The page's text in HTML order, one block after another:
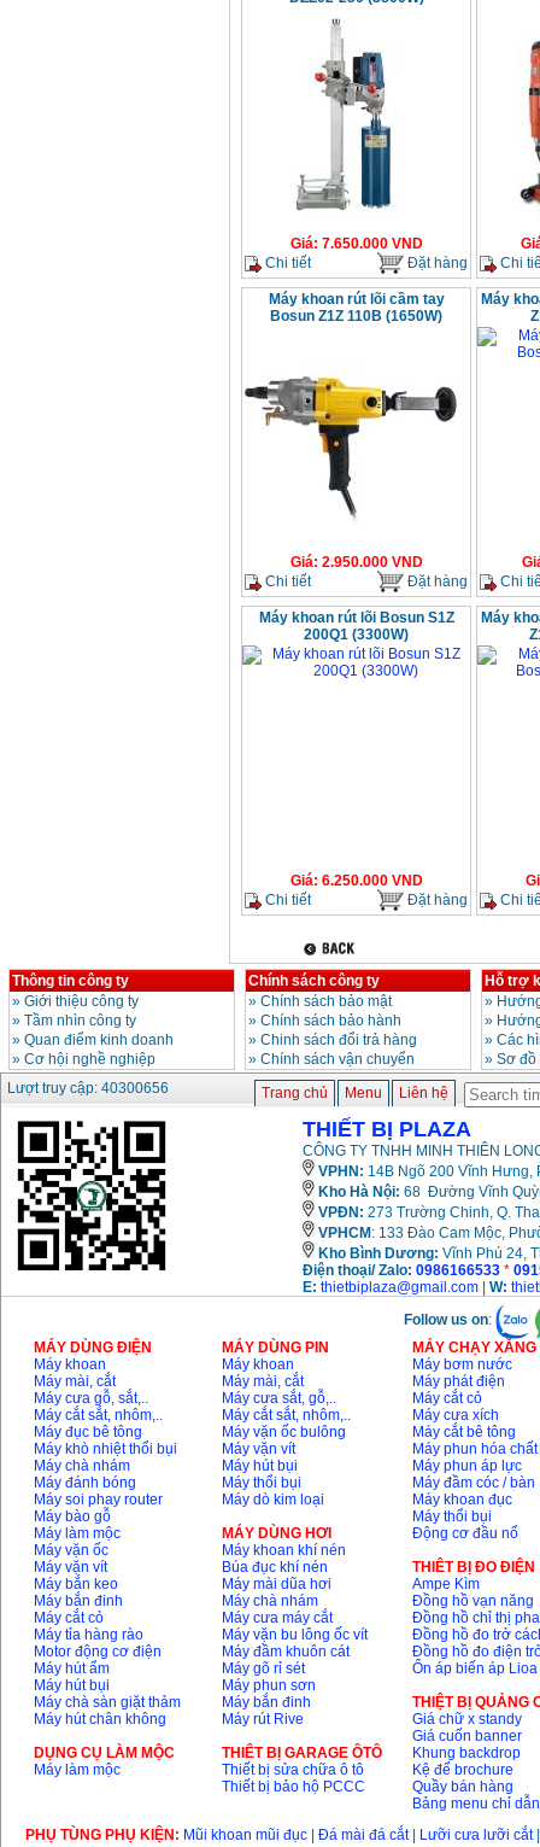
Giá: 7.650.000VND
Chi tiết
Đặt hàng
Chi
Máy khoan rút lõi cầm tay
Bosun Z1Z 110B (1650W)
Giá: 2.950.000VND
Chi tiết
Đặt hàng
Máy
Chi
Máy khoan rút lõi Bosun S1Z
200Q1 (3300W)
Giá: 6.250.000VND
Chi tiết
Đặt hàng
Máy
Chi
Thông tin công ty
» Giới thiệu công ty
» Tầm nhìn công ty
» Quan điểm kinh doanh
» Cơ hội nghề nghiệp
Chính sách công ty
» Chính sách bảo mật
» Chính sách bảo hành
» Chinh sách đổi trả hàng
» Chính sách vận chuyển
Hỗ trợ
»
»
» Các
» Sơ
Lượt truy cập: 40300656
Trang chủ Menu Liên hệ
THIẾT BỊ PLAZA
CÔNG TY TNHH MINH THIÊN
VPHN: 14B Ngõ 200 Vĩnh Hưng,
Kho Hà Nội: 68 Đường Vĩnh
VPĐN: 273 Trường Chinh, Q.
VPHCM : 133 Đào Cam Mộc,
Kho Bình Dương: Vĩnh Phú 24,
Điện thoại/ Zalo: 0986166533 *
E: thietbiplaza@gmail.com W:
Follow us on:
MÁY DÙNG ĐIỆN
Máy khoan
Máy mài, cắt
Máy cưa gỗ, sắt,..
Máy cắt sắt, nhôm,..
Máy đục bê tông
Máy khò nhiệt thổi bụi
Máy chà nhám
Máy đánh bóng
Máy soi phay router
Máy bào gỗ
Máy làm mộc
Máy vặn ốc
Máy vặn vít
Máy bắn keo
Máy bắn đinh
Máy cắt cỏ
Máy tỉa hàng rào
Motor động cơ điện
Máy hút ẩm
Máy hút bụi
Máy chà sàn giặt thảm
Máy hút chân không
DỤNG CỤ LÀM MỘC
Máy làm mộc
MÁY DÙNG PIN
Máy khoan
Máy mài, cắt
Máy cưa sắt, gỗ,..
Máy cắt sắt, nhôm,..
Máy vặn ốc bulông
Máy vặn vít
Máy hút bụi
Máy thổi bụi
Máy dò kim loại
MÁY DÙNG HƠI
Máy khoan khí nén
Búa đục khí nén
Máy mài dũa hơi
Máy chà nhám
Máy cưa máy cắt
Máy vặn bu lông ốc vít
Máy đầm khuôn cát
Máy gõ rỉ sét
Máy phun sơn
Máy bắn đinh
Máy rút Rive
THIÊT BỊ GARAGE ÔTÔ
Thiết bị sửa chữa ô tô
Thiết bị bảo hộ PCCC
MÁY CHẠY
Máy bơm nước
Máy phát điện
Máy cắt cỏ
Máy cưa xích
Máy cắt bê tông
Máy phun hóa chất
Máy phun áp lực
Máy đầm cóc / bàn
Máy khoan đục
Máy thổi bụi
Động cơ đầu nổ
THIÊT BỊ ĐO ĐIỆN
Ampe Kìm
Đồng hồ vạn năng
Đồng hồ chỉ thị pha
Đồng hồ đo trở
Đồng hồ đo điện
Ổn áp biến áp Lioa
THIỆT BỊ QUẢNG
Giá chữ x standy
Giá cuốn banner
Khung backdrop
Kệ để brochure
Quầy bán hàng
Bảng menu chỉ dẫn
PHỤ TÙNG PHỤ KIỆN: Mũi khoan mũi đục Đá mài đá cắt| Lưỡi cưa lưỡi cắt